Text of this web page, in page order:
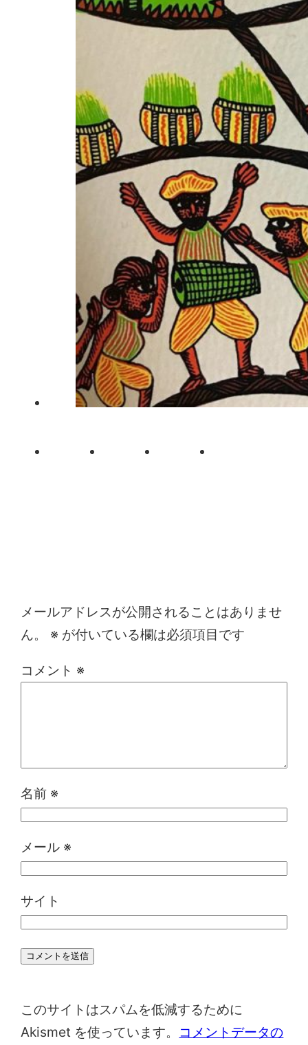
メールアドレスが公開されることはありませ
ん。
※ が付いている欄は必須項目です
コメント ※
名前 ※
メール ※
サイト
このサイトはスパムを低減するために
Akismet を使っています。
コメントデータの